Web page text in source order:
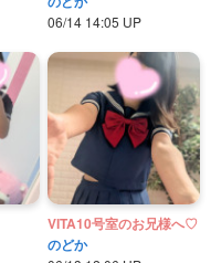
06/14 14:05 UP
VITA10号室のお兄様へ♡
のどか